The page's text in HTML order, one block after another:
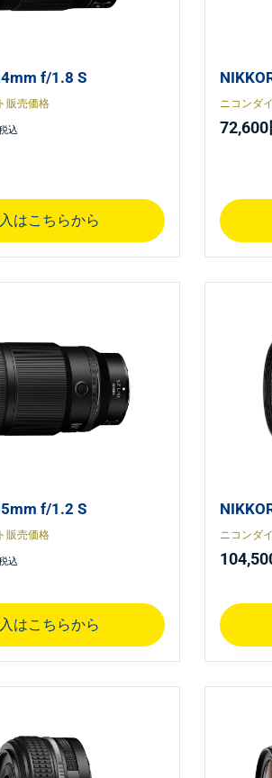
f/1.8 S
販売価格
はこちらから
ニコンダ
72,600
f/1.2 S
販売価格
はこちらから
ニコンダ